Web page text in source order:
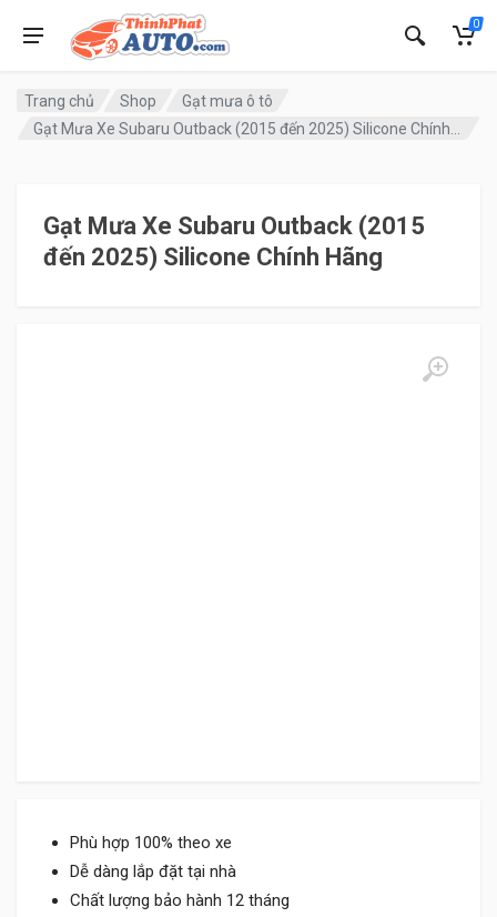
0
Trang chủ Shop
Gạt mưa ô tô
Gạt Mưa Xe Subaru Outback (2015
đến 2025) Silicone Chính Hãng
Phù hợp 100% theo xe
Dễ dàng lắp đặt tại nhà
Chất lượng bảo hành 12 tháng